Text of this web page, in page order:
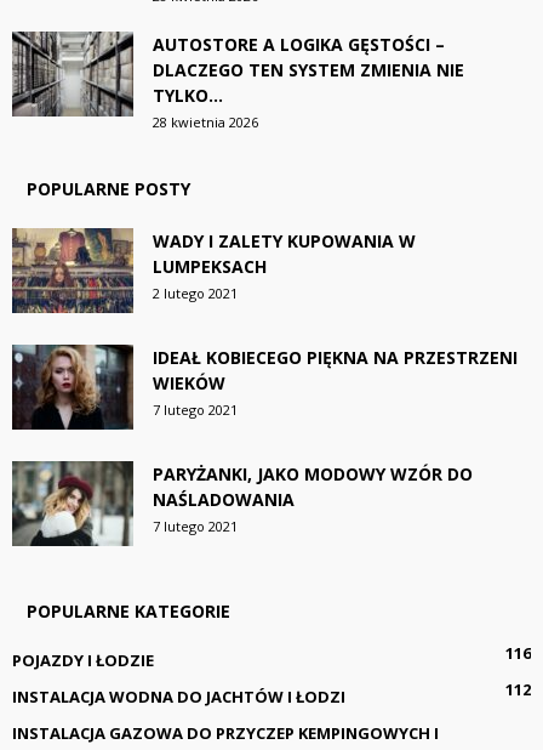
AUTOSTORE A LOGIKA GĘSTOŚCI –
DLACZEGO TEN SYSTEM ZMIENIA NIE
TYLKO...
28 kwietnia 2026
POPULARNE POSTY
WADY I ZALETY KUPOWANIA W
LUMPEKSACH
2 lutego 2021
IDEAŁ KOBIECEGO PIĘKNA NA PRZESTRZENI
WIEKÓW
7 lutego 2021
PARYŻANKI, JAKO MODOWY WZÓR DO
NAŚLADOWANIA
7 lutego 2021
POPULARNE KATEGORIE
POJAZDY I ŁODZIE
116
INSTALACJA WODNA DO JACHTÓW I ŁODZI
112
INSTALACJA GAZOWA DO PRZYCZEP KEMPINGOWYCH I